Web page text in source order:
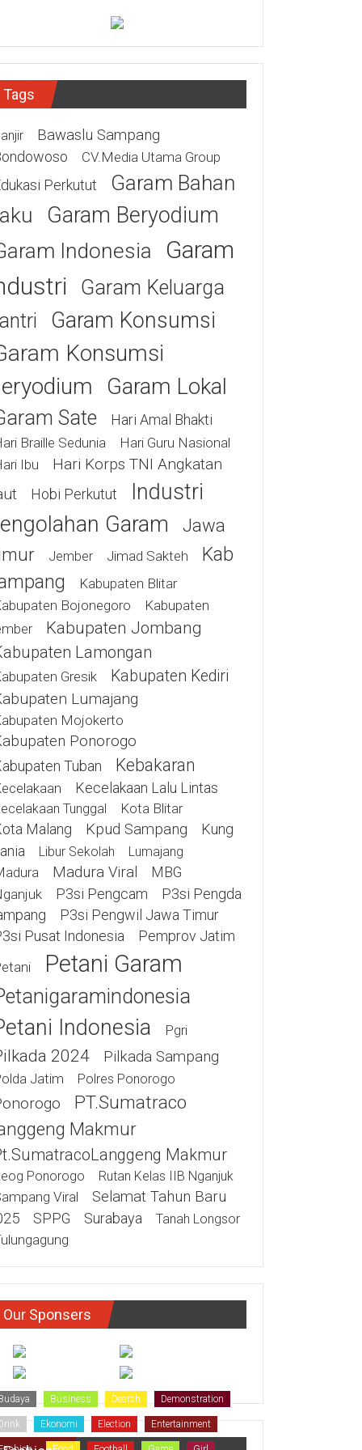
Tags
Bawaslu Sampang
CV.Media Utama Group
Perkutut
Garam Bahan
Garam Beryodium
Indonesia
Garam
Garam Keluarga
Garam Konsumsi
Konsumsi
Garam Lokal
Sate Hari Amal Bhakti
Braille Sedunia
Hari Guru Nasional
Ibu
Hari Korps TNI Angkatan
Hobi Perkutut
Industri
Garam
Jawa
Jember Jimad Sakteh
Kab
Kabupaten Blitar
Bojonegoro
Kabupaten
Kabupaten Jombang
Lamongan
Gresik
Kabupaten Kediri
Lumajang
Mojokerto
Ponorogo
Tuban Kebakaran
Kecelakaan Lalu Lintas
Tunggal Kota Blitar
Malang Kpud Sampang
Kung
Libur Sekolah Lumajang
Madura Viral MBG
P3si Pengcam
P3si Pengda
P3si Pengwil Jawa Timur
Pusat Indonesia
Pemprov Jatim
Petani Garam
Indonesia Pgri
2024 Pilkada Sampang
Jatim Polres Ponorogo
PT.Sumatraco
Makmur
Makmur
Ponorogo Rutan Kelas IIB Nganjuk
Viral
Selamat Tahun Baru
SPPG Surabaya Tanah Longsor
Our Sponsers
Business Dearah Demonstration
Drink Ekonomi Election Entertainment